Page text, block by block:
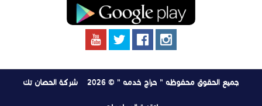
جميع الحقوق محفوظه " حراج خدمه " © 2026 شركة الحصان تك